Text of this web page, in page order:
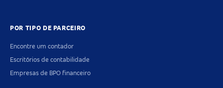
POR TIPO DE PARCEIRO
Encontre um contador
Escritórios de contabilidade
Empresas de BPO financeiro